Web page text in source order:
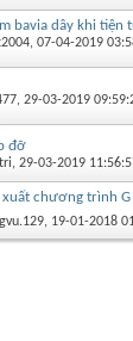
bavia dây khi tiện
‎, 07-04-2019
‎, 29-03-2019
đỡ
‎, 29-03-2019
chương trình
‎, 19-01-2018